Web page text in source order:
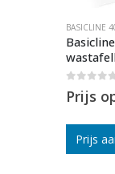
out of 5
Prijs
Prijs